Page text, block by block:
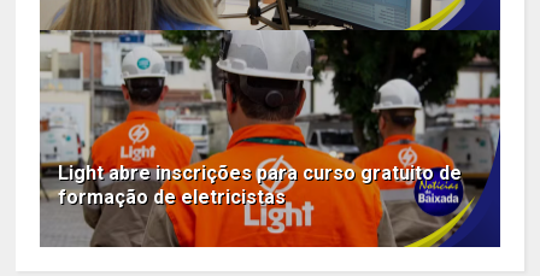
Light abre inscrições para curso gratuito de
formação de eletricistas